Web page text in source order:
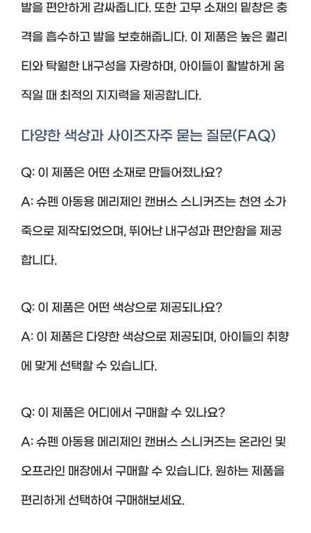
발을 편안하게 감싸줍니다. 또한 고무 소재의 밑창은 충
격을 흡수하고 발을 보호해줍니다. 이 제품은 높은 퀄리
티와 탁월한 내구성을 자랑하며, 아이들이 활발하게 움
직일 때 최적의 지지력을 제공합니다.
다양한 색상과 사이즈자주 묻는 질문(FAQ)
Q: 이 제품은 어떤 소재로 만들어졌나요?
A: 슈펜 아동용 메리제인 캔버스 스니커즈는 천연 소가
죽으로 제작되었으며, 뛰어난 내구성과 편안함을 제공
합니다.
Q: 이 제품은 어떤 색상으로 제공되나요?
A: 이 제품은 다양한 색상으로 제공되며, 아이들의 취향
에 맞게 선택할 수 있습니다.
Q: 이 제품은 어디에서 구매할 수 있나요?
A: 슈펜 아동용 메리제인 캔버스 스니커즈는 온라인 및
오프라인 매장에서 구매할 수 있습니다. 원하는 제품을
편리하게 선택하여 구매해보세요.